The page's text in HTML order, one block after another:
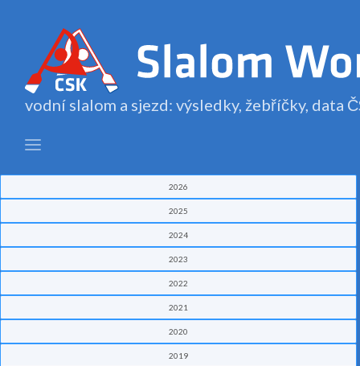
vodní slalom a sjezd: výsledky, žebříčky, data
2026
2025
2024
2023
2022
2021
2020
2019